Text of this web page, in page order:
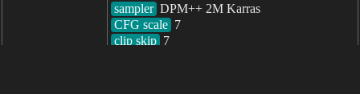
sampler
CFG scale
clip skip 7